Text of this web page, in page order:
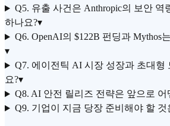
Q5. 유출 사건은 Anthropic의 보안 역
하나요?▾
Q6. OpenAI의 $122B 펀딩과 Mythos
▾
Q7. 에이전틱 AI 시장 성장과 초대형
요?▾
Q8. AI 안전 릴리즈 전략은 앞으로
Q9. 기업이 지금 당장 준비해야 할 것